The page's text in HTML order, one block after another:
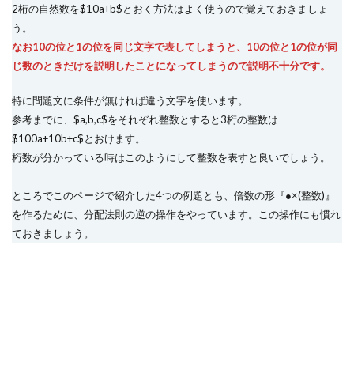
2桁の自然数を$10a+b$とおく方法はよく使うので覚えておきましょ
う。
なお10の位と1の位を同じ文字で表してしまうと、10の位と1の位が同
じ数のときだけを説明したことになってしまうので説明不十分です。
特に問題文に条件が無ければ違う文字を使います。
参考までに、$a,b,c$をそれぞれ整数とすると3桁の整数は
$100a+10b+c$とおけます。
桁数が分かっている時はこのようにして整数を表すと良いでしょう。
ところでこのページで紹介した4つの例題とも、倍数の形『●×(整数)』
を作るために、分配法則の逆の操作をやっています。この操作にも慣れ
ておきましょう。